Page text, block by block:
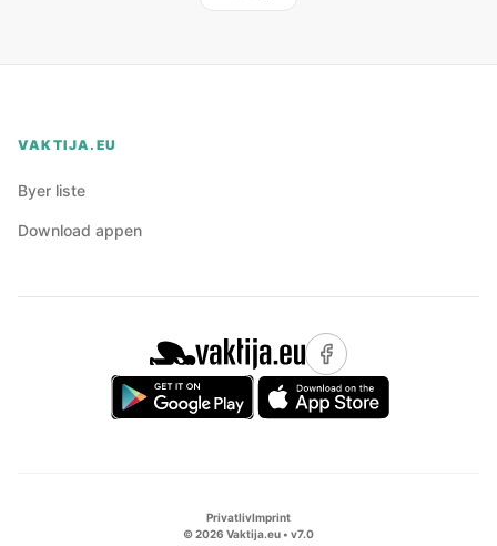
VAKTIJA.EU
Byer liste
Download appen
PrivatlivImprint
©2026 Vaktija.eu • v7.0